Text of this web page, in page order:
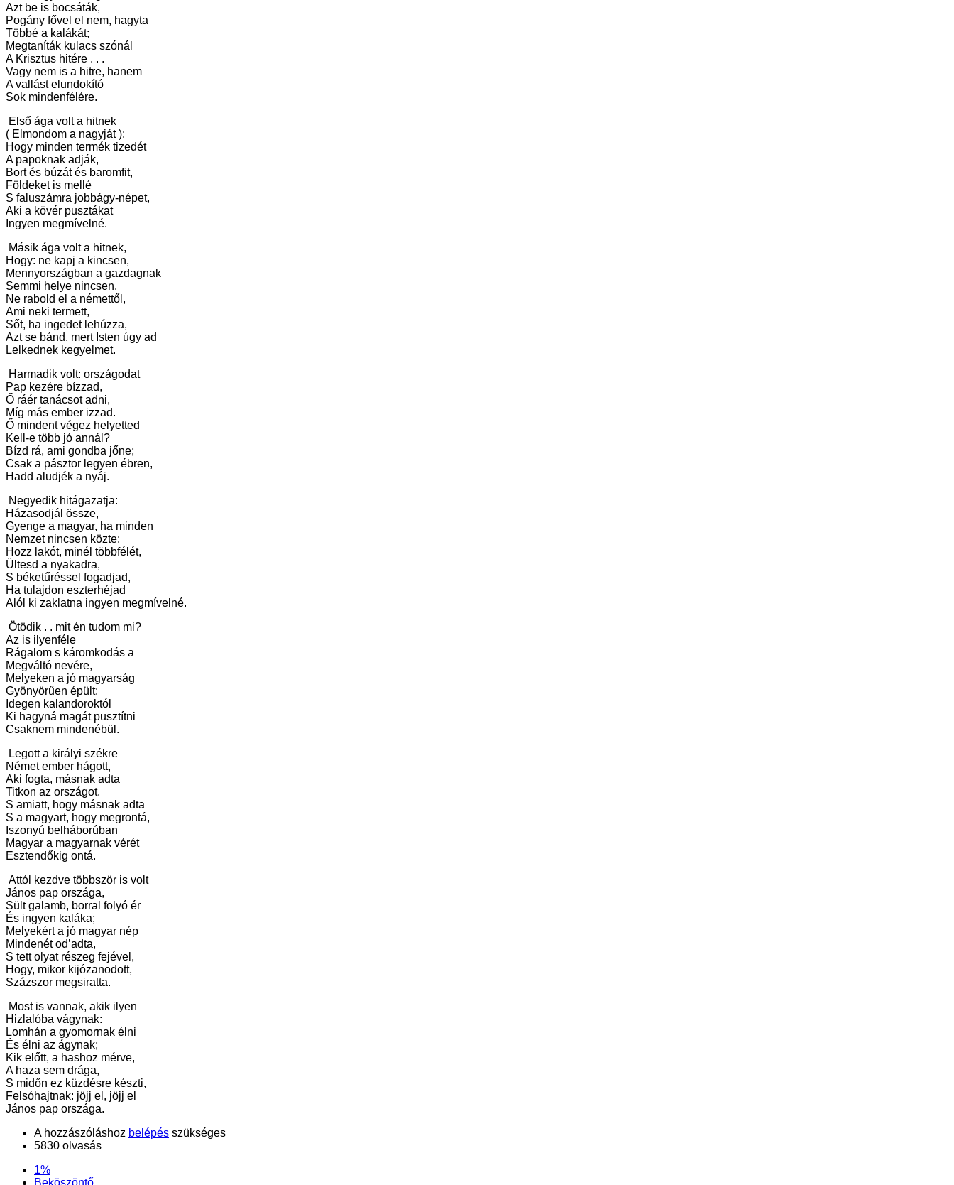
Azt be is bocsáták,
Pogány fővel el nem, hagyta
Többé a kalákát;
Megtaníták kulacs szónál
A Krisztus hitére . . .
Vagy nem is a hitre, hanem
A vallást elundokító
Sok mindenfélére.
Első ága volt a hitnek
( Elmondom a nagyját ):
Hogy minden termék tizedét
A papoknak adják,
Bort és búzát és baromfit,
Földeket is mellé
S faluszámra jobbágy-népet,
Aki a kövér pusztákat
Ingyen megmívelné.
Másik ága volt a hitnek,
Hogy: ne kapj a kincsen,
Mennyországban a gazdagnak
Semmi helye nincsen.
Ne rabold el a némettől,
Ami neki termett,
Sőt, ha ingedet lehúzza,
Azt se bánd, mert Isten úgy ad
Lelkednek kegyelmet.
Harmadik volt: országodat
Pap kezére bízzad,
Ő ráér tanácsot adni,
Míg más ember izzad.
Ő mindent végez helyetted
Kell-e több jó annál?
Bízd rá, ami gondba jőne;
Csak a pásztor legyen ébren,
Hadd aludjék a nyáj.
Negyedik hitágazatja:
Házasodjál össze,
Gyenge a magyar, ha minden
Nemzet nincsen közte:
Hozz lakót, minél többfélét,
Ültesd a nyakadra,
S béketűréssel fogadjad,
Ha tulajdon eszterhéjad
Alól ki zaklatna ingyen megmívelné.
Ötödik . . mit én tudom mi?
Az is ilyenféle
Rágalom s káromkodás a
Megváltó nevére,
Melyeken a jó magyarság
Gyönyörűen épült:
Idegen kalandoroktól
Ki hagyná magát pusztítni
Csaknem mindenébül.
Legott a királyi székre
Német ember hágott,
Aki fogta, másnak adta
Titkon az országot.
S amiatt, hogy másnak adta
S a magyart, hogy megrontá,
Iszonyú belháborúban
Magyar a magyarnak vérét
Esztendőkig ontá.
Attól kezdve többször is volt
János pap országa,
Sült galamb, borral folyó ér
És ingyen kaláka;
Melyekért a jó magyar nép
Mindenét od’adta,
S tett olyat részeg fejével,
Hogy, mikor kijózanodott,
Százszor megsiratta.
Most is vannak, akik ilyen
Hizlalóba vágynak:
Lomhán a gyomornak élni
És élni az ágynak;
Kik előtt, a hashoz mérve,
A haza sem drága,
S midőn ez küzdésre készti,
Felsóhajtnak: jöjj el, jöjj el
János pap országa.
A hozzászóláshoz belépés szükséges
5830 olvasás
1%
Beköszöntő